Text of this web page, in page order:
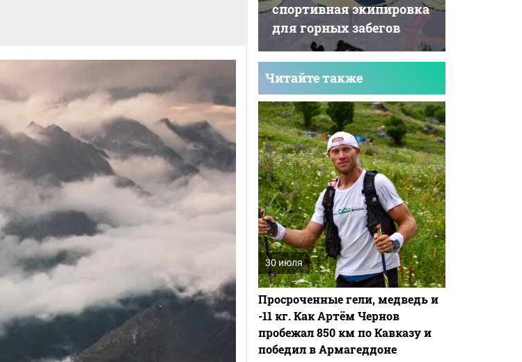
cпортивная экипировка
для горных забегов
Читайте также
30 июля
Просроченные гели, медведь и
-11 кг. Как Артём Чернов
пробежал 850 км по Кавказу и
победил в Армагеддоне